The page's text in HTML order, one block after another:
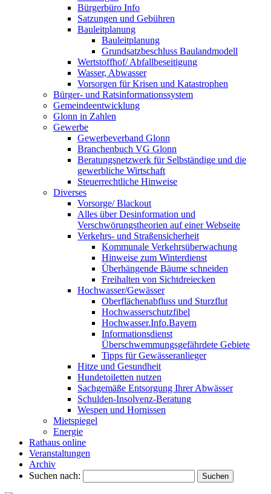
Bürgerbüro Info
Satzungen und Gebühren
Bauleitplanung
Bauleitplanung
Grundsatzbeschluss Baulandmodell
Wertstoffhof/ Abfallbeseitigung
Wasser, Abwasser
Vorsorgen für Krisen und Katastrophen
Bürger- und Ratsinformationssystem
Gemeindeentwicklung
Glonn in Zahlen
Gewerbe
Gewerbeverband Glonn
Branchenbuch VG Glonn
Beratungsnetzwerk für Selbständige und die
gewerbliche Wirtschaft
Steuerrechtliche Hinweise
Diverses
Vorsorge/ Blackout
Alles über Desinformation und
Verschwörungstheorien auf einer Webseite
Verkehrs- und Straßensicherheit
Kommunale Verkehrsüberwachung
Hinweise zum Winterdienst
Überhängende Bäume schneiden
Freihalten von Sichtdreiecken
Hochwasser/Gewässer
Oberflächenabfluss und Sturzflut
Hochwasserschutzfibel
Hochwasser.Info.Bayern
Informationsdienst
Überschwemmungsgefährdete Gebiete
Tipps für Gewässeranlieger
Hitze und Gesundheit
Hundetoiletten nutzen
Sachgemäße Entsorgung Ihrer Abwässer
Schulden-Insolvenz-Beratung
Wespen und Hornissen
Mietspiegel
Energie
Rathaus online
Veranstaltungen
Archiv
Suchen nach: